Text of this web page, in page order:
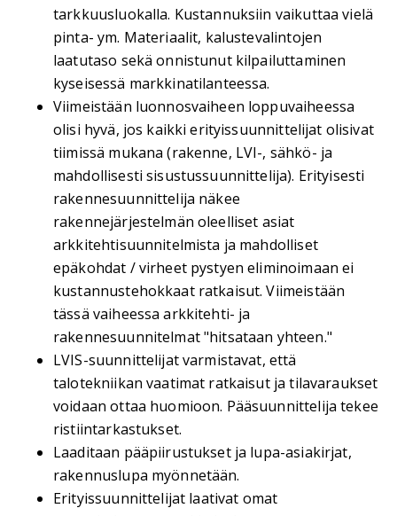
tarkkuusluokalla. Kustannuksiin vaikuttaa vielä
pinta- ym. Materiaalit, kalustevalintojen
laatutaso sekä onnistunut kilpailuttaminen
kyseisessä markkinatilanteessa.
Viimeistään luonnosvaiheen loppuvaiheessa
olisi hyvä, jos kaikki erityissuunnittelijat olisivat
tiimissä mukana (rakenne, LVI-, sähkö- ja
mahdollisesti sisustussuunnittelija). Erityisesti
rakennesuunnittelija näkee
rakennejärjestelmän oleelliset asiat
arkkitehtisuunnitelmista ja mahdolliset
epäkohdat / virheet pystyen eliminoimaan ei
kustannustehokkaat ratkaisut. Viimeistään
tässä vaiheessa arkkitehti- ja
rakennesuunnitelmat "hitsataan yhteen."
LVIS-suunnittelijat varmistavat, että
talotekniikan vaatimat ratkaisut ja tilavaraukset
voidaan ottaa huomioon. Pääsuunnittelija tekee
ristiintarkastukset.
Laaditaan pääpiirustukset ja lupa-asiakirjat,
rakennuslupa myönnetään.
Erityissuunnittelijat laativat omat